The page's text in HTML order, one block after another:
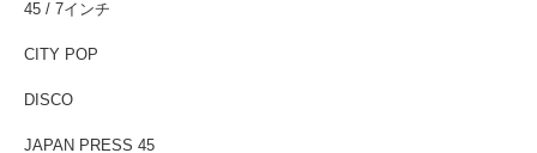
45 / 7インチ
CITY POP
DISCO
JAPAN PRESS 45